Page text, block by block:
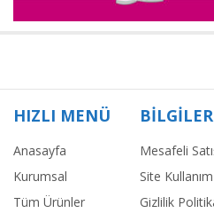
HIZLI MENÜ
Anasayfa
Kurumsal
Tüm Ürünler
BİLGİLER
Mesafeli
Site
Gizlilik